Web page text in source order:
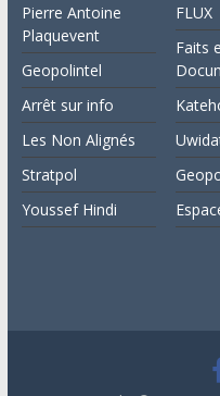
Pierre Antoine
Plaquevent
Geopolintel
Arrêt sur info
Les Non Alignés
Stratpol
Youssef Hindi
FLUX
Faits